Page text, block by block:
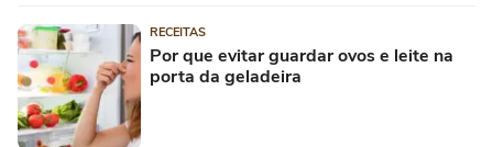
RECEITAS
Por que evitar guardar ovos e leite na
porta da geladeira